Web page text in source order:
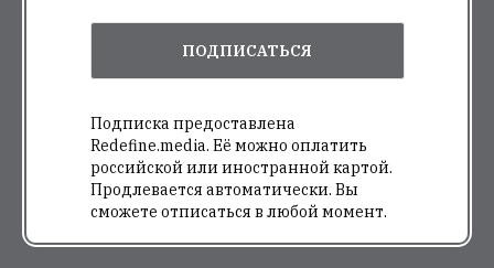
ПОДПИСАТЬСЯ
Подписка предоставлена
Redefine.media. Её можно оплатить
российской или иностранной картой.
Продлевается автоматически. Вы
сможете отписаться в любой момент.